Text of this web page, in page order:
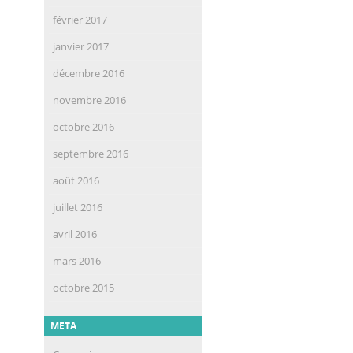
février 2017
janvier 2017
décembre 2016
novembre 2016
octobre 2016
septembre 2016
août 2016
juillet 2016
avril 2016
mars 2016
octobre 2015
META